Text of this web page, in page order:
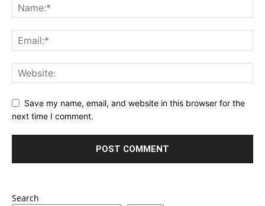
Save my name, email, and website in this browser for the
next time I comment.
Search